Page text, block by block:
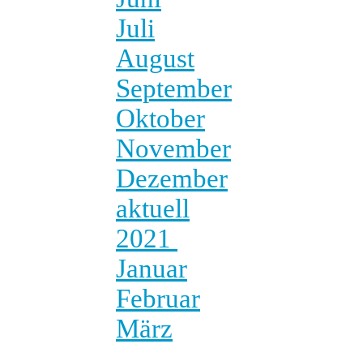
Juli
August
September
Oktober
November
Dezember
aktuell
2021
Januar
Februar
März